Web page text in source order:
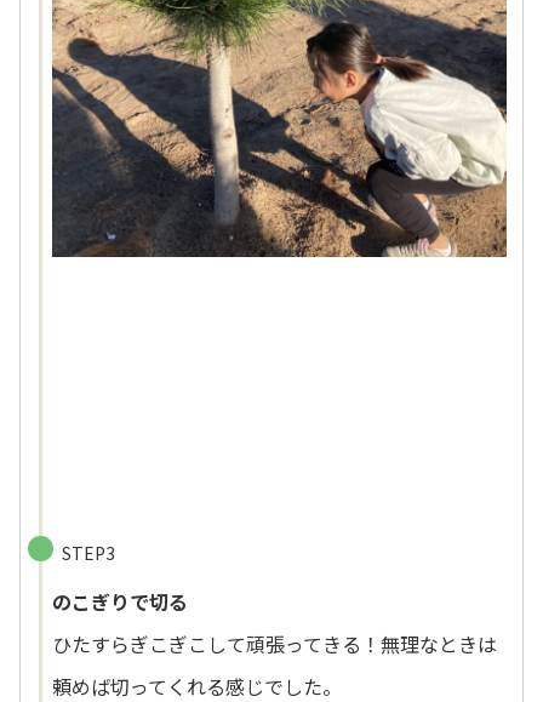
STEP3
のこぎりで切る
ひたすらぎこぎこして頑張ってきる！無理なときは
頼めば切ってくれる感じでした。